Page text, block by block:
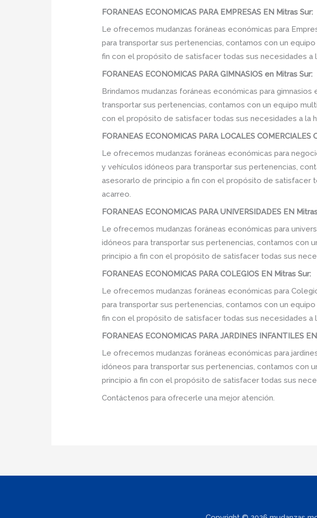
FORANEAS ECONOMICAS PARA EMPRESAS EN Mitras Sur:
Le ofrecemos mudanzas foráneas económicas para
para transportar sus pertenencias, contamos con un
fin con el propósito de satisfacer todas sus necesidades a
FORANEAS ECONOMICAS PARA GIMNASIOS en Mitras Sur:
Brindamos mudanzas foráneas económicas para
transportar sus pertenencias, contamos con un equipo
con el propósito de satisfacer todas sus necesidades a la
FORANEAS ECONOMICAS PARA LOCALES COMERCIALES
Le ofrecemos mudanzas foráneas económicas para
y vehículos idóneos para transportar sus pertenencias,
asesorarlo de principio a fin con el propósito de satisfacer
acarreo.
FORANEAS ECONOMICAS PARA UNIVERSIDADES EN
Le ofrecemos mudanzas foráneas económicas para
idóneos para transportar sus pertenencias, contamos con
principio a fin con el propósito de satisfacer todas sus
FORANEAS ECONOMICAS PARA COLEGIOS EN Mitras Sur:
Le ofrecemos mudanzas foráneas económicas para
para transportar sus pertenencias, contamos con un
fin con el propósito de satisfacer todas sus necesidades a
FORANEAS ECONOMICAS PARA JARDINES INFANTILES
Le ofrecemos mudanzas foráneas económicas para
idóneos para transportar sus pertenencias, contamos con
principio a fin con el propósito de satisfacer todas sus
Contáctenos para ofrecerle una mejor atención.